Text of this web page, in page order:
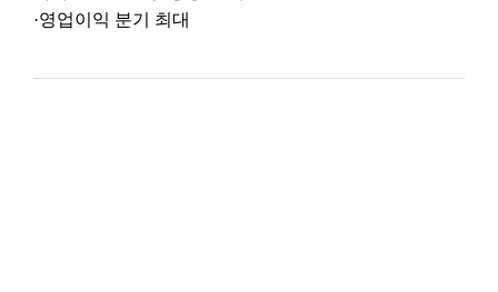
·영업이익 분기 최대